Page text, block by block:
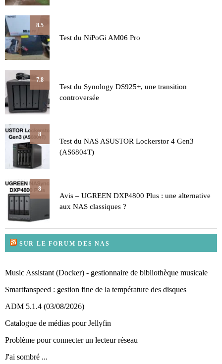
8.5
Test du NiPoGi AM06 Pro
7.8
Test du Synology DS925+, une transition
controversée
8
Test du NAS ASUSTOR Lockerstor 4 Gen3
(AS6804T)
8
Avis – UGREEN DXP4800 Plus : une alternative
aux NAS classiques ?
SUR LE FORUM DES NAS
Music Assistant (Docker) - gestionnaire de bibliothèque musicale
Smartfanspeed : gestion fine de la température des disques
ADM 5.1.4 (03/08/2026)
Catalogue de médias pour Jellyfin
Problème pour connecter un lecteur réseau
J'ai sombré ...